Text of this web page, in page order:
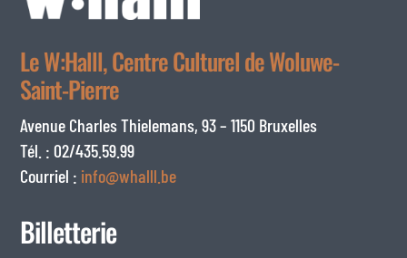
Le W:Halll, Centre Culturel de Woluwe-
Saint-Pierre
Avenue Charles Thielemans, 93 – 1150 Bruxelles
Tél. : 02/435.59.99
Courriel : info@whalll.be
Billetterie